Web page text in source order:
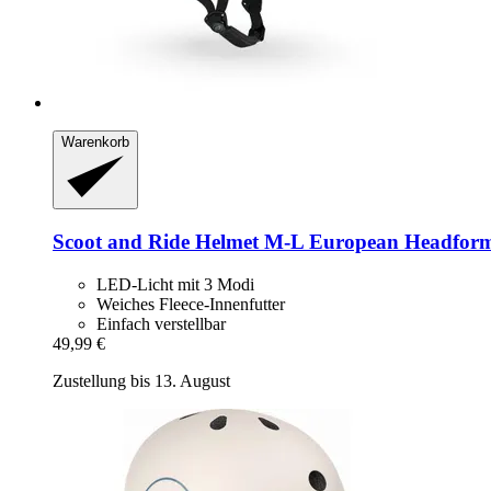
Warenkorb
Scoot and Ride Helmet M-​L European
LED-Licht mit 3 Modi
Weiches Fleece-Innenfutter
Einfach verstellbar
49,99 €
Zustellung bis 13. August